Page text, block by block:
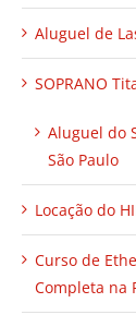
Aluguel de
SOPRANO
Aluguel do
São Paulo
Locação do
Curso de
Completa na